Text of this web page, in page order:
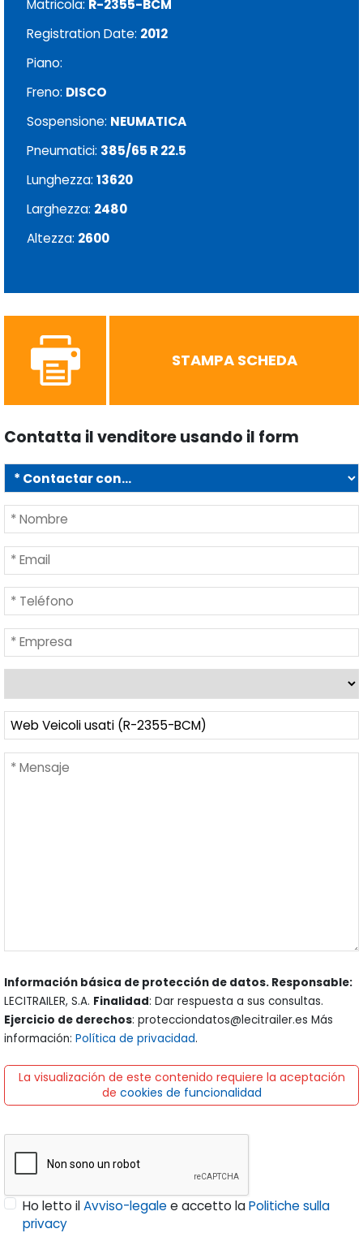
Matricola: R-2355-BCM
Registration Date: 2012
Piano:
Freno: DISCO
Sospensione: NEUMATICA
Pneumatici: 385/65 R 22.5
Lunghezza: 13620
Larghezza: 2480
Altezza: 2600
STAMPA SCHEDA
Contatta il venditore usando il form
Información básica de protección de datos. Responsable:
LECITRAILER, S.A. Finalidad: Dar respuesta a sus consultas.
Ejercicio de derechos: protecciondatos@lecitrailer.es Más
información: Política de privacidad.
La visualización de este contenido requiere la aceptación
de cookies de funcionalidad
Ho letto ilAvviso-legalee accetto laPolitiche sulla
privacy